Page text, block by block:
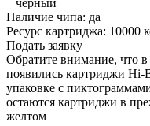
Наличие чипа: да
Ресурс картриджа: 10000
Подать заявку
Обратите внимание, что
появились картриджи Hi-
упаковке с
остаются картриджи в
желтом